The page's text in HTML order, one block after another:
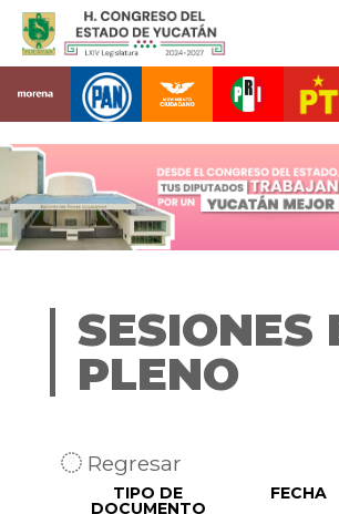
SESIONES
PLENO
Regresar
TIPO DE
DOCUMENTO
FECHA